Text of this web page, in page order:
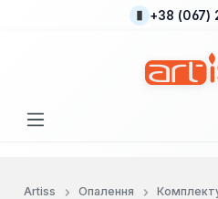
Перейти до основного+38 (067)
Artiss Опалення